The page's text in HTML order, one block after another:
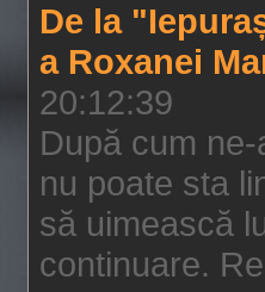
De la
a Roxanei
20:12:39
După cum
nu poate sta
să uimească
continuare.